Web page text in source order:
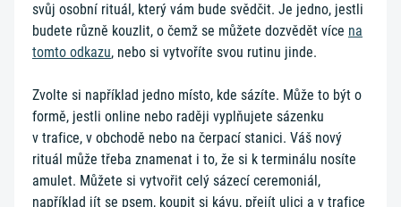
svůj osobní rituál, který vám bude svědčit. Je jedno, jestli
budete různě kouzlit, o čemž se můžete dozvědět více na
tomto odkazu, nebo si vytvoříte svou rutinu jinde.
Zvolte si například jedno místo, kde sázíte. Může to být o
formě, jestli online nebo raději vyplňujete sázenku
v trafice, v obchodě nebo na čerpací stanici. Váš nový
rituál může třeba znamenat i to, že si k terminálu nosíte
amulet. Můžete si vytvořit celý sázecí ceremoniál,
například jít se psem, koupit si kávu, přejít ulici a v trafice